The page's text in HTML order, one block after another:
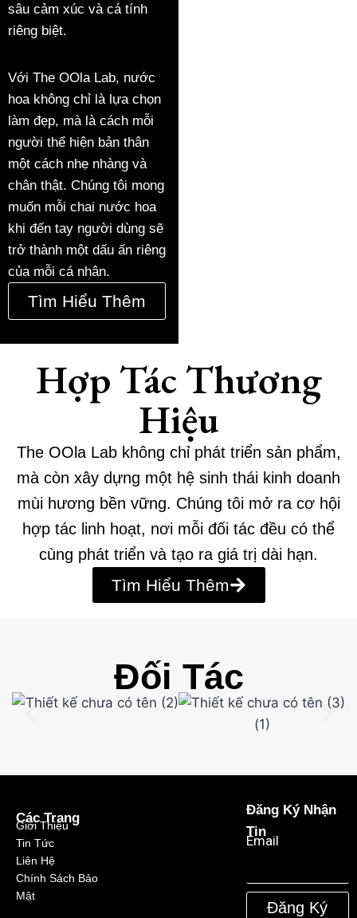
sâu cảm xúc và cá tính
riêng biệt.
Với The OOla Lab, nước
hoa không chỉ là lựa chọn
làm đẹp, mà là cách mỗi
người thể hiện bản thân
một cách nhẹ nhàng và
chân thật. Chúng tôi mong
muốn mỗi chai nước hoa
khi đến tay người dùng sẽ
trở thành một dấu ấn riêng
của mỗi cá nhân.
Tìm Hiểu Thêm
Hợp Tác Thương
Hiệu
The OOla Lab không chỉ phát triển sản phẩm,
mà còn xây dựng một hệ sinh thái kinh doanh
mùi hương bền vững. Chúng tôi mở ra cơ hội
hợp tác linh hoạt, nơi mỗi đối tác đều có thể
cùng phát triển và tạo ra giá trị dài hạn.
Tìm Hiểu Thêm
Đối Tác
Các Trang
Giới Thiệu
Tin Tức
Liên Hệ
Chính Sách Bảo
Mật
Đăng Ký Nhận
Tin
Email
Đăng Ký